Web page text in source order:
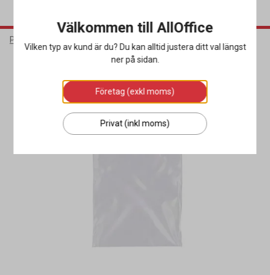
Packa & Skicka
Välkommen till AllOffice
Vilken typ av kund är du? Du kan alltid justera ditt val längst
ner på sidan.
Företag (exkl moms)
Privat (inkl moms)